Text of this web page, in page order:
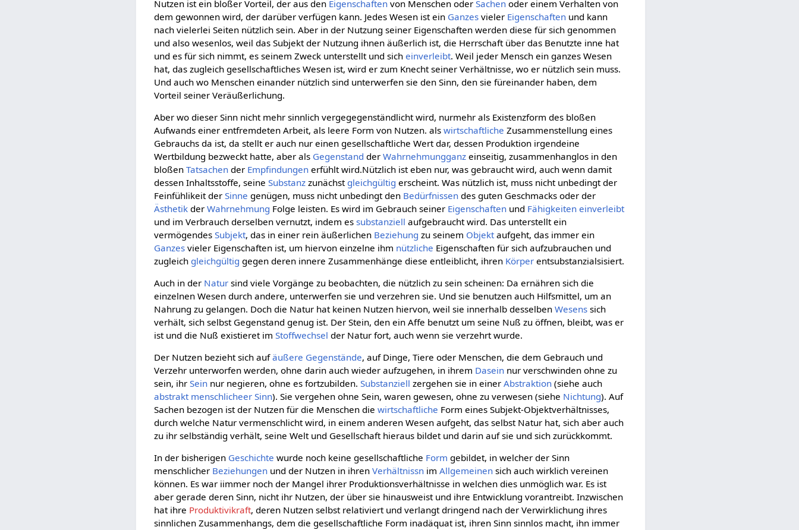
Nutzen ist ein bloßer Vorteil, der aus den Eigenschaften von Menschen oderSachen oder einem Verhalten von
dem gewonnen wird, der darüber verfügen kann. Jedes Wesen ist ein Ganzes vieler Eigenschaften und kann
nach vielerlei Seiten nützlich sein. Aber in der Nutzung seiner Eigenschaften werden diese für sich genommen
und also wesenlos, weil das Subjekt der Nutzung ihnen äußerlich ist, die Herrschaft über das Benutzte inne hat
und es für sich nimmt, es seinem Zweck unterstellt und sicheinverleibt. Weil jeder Mensch ein ganzes Wesen
hat, das zugleich gesellschaftliches Wesen ist, wird er zum Knecht seiner Verhältnisse, wo er nützlich sein muss.
Und auch wo Menschen einander nützlich sind unterwerfen sie den Sinn, den sie füreinander haben, dem
Vorteil seiner Veräußerlichung.
Aber wo dieser Sinn nicht mehr sinnlich vergegegenständlicht wird, nurmehr als Existenzform des bloßen
Aufwands einer entfremdeten Arbeit, als leere Form von Nutzen. alswirtschaftliche Zusammenstellung eines
Gebrauchs da ist, da stellt er auch nur einen gesellschaftliche Wert dar, dessen Produktion irgendeine
Wertbildung bezweckt hatte, aber als Gegenstand derWahrnehmungganz einseitig, zusammenhanglos in den
bloßenTatsachen der Empfindungen erfühlt wird.Nützlich ist eben nur, was gebraucht wird, auch wenn damit
dessen Inhaltsstoffe, seineSubstanz zunächst gleichgültig erscheint. Was nützlich ist, muss nicht unbedingt der
Feinfühlikeit derSinne genügen, muss nicht unbedingt den Bedürfnissen des guten Geschmacks oder der
Ästhetik derWahrnehmung Folge leisten. Es wird im Gebrauch seiner Eigenschaften und Fähigkeiten einverleibt
und im Verbrauch derselben vernutzt, indem essubstanziell aufgebraucht wird. Das unterstellt ein
vermögendesSubjekt, das in einer rein äußerlichen Beziehung zu seinem Objekt aufgeht, das immer ein
Ganzes vieler Eigenschaften ist, um hiervon einzelne ihm nützliche Eigenschaften für sich aufzubrauchen und
zugleich gleichgültig gegen deren innere Zusammenhänge diese entleiblicht, ihren Körper entsubstanzialsisiert.
Auch in der Natur sind viele Vorgänge zu beobachten, die nützlich zu sein scheinen: Da ernähren sich die
einzelnen Wesen durch andere, unterwerfen sie und verzehren sie. Und sie benutzen auch Hilfsmittel, um an
Nahrung zu gelangen. Doch die Natur hat keinen Nutzen hiervon, weil sie innerhalb desselbenWesens sich
verhält, sich selbst Gegenstand genug ist. Der Stein, den ein Affe benutzt um seine Nuß zu öffnen, bleibt, was er
ist und die Nuß existieret imStoffwechsel der Natur fort, auch wenn sie verzehrt wurde.
Der Nutzen bezieht sich aufäußere Gegenstände, auf Dinge, Tiere oder Menschen, die dem Gebrauch und
Verzehr unterworfen werden, ohne darin auch wieder aufzugehen, in ihrem Dasein nur verschwinden ohne zu
sein, ihrSein nur negieren, ohne es fortzubilden.Substanziell zergehen sie in einerAbstraktion (siehe auch
abstrakt menschlicheer Sinn). Sie vergehen ohne Sein, waren gewesen, ohne zu verwesen (siehe Nichtung). Auf
Sachen bezogen ist der Nutzen für die Menschen diewirtschaftliche Form eines Subjekt-Objektverhältnisses,
durch welche Natur vermenschlicht wird, in einem anderen Wesen aufgeht, das selbst Natur hat, sich aber auch
zu ihr selbständig verhält, seine Welt und Gesellschaft hieraus bildet und darin auf sie und sich zurückkommt.
In der bisherigen Geschichte wurde noch keine gesellschaftliche Form gebildet, in welcher der Sinn
menschlicher Beziehungen und der Nutzen in ihrenVerhältnissn imAllgemeinen sich auch wirklich vereinen
können. Es war iimmer noch der Mangel ihrer Produktionsverhältnisse in welchen dies unmöglich war. Es ist
aber gerade deren Sinn, nicht ihr Nutzen, der über sie hinausweist und ihre Entwicklung vorantreibt. Inzwischen
hat ihre Produktivikraft, deren Nutzen selbst relativiert und verlangt dringend nach der Verwirklichung ihres
sinnlichen Zusammenhangs, dem die gesellschaftliche Form inadäquat ist, ihren Sinn sinnlos macht, ihn immer